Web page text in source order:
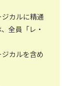
カルに精通
全員「レ・
カルを含め